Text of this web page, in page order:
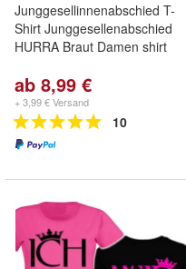
Junggesellinnenabschied T-
Shirt Junggesellenabschied
HURRA Braut Damen shirt
ab 8,99 €
+ 3,99 € Versand
10